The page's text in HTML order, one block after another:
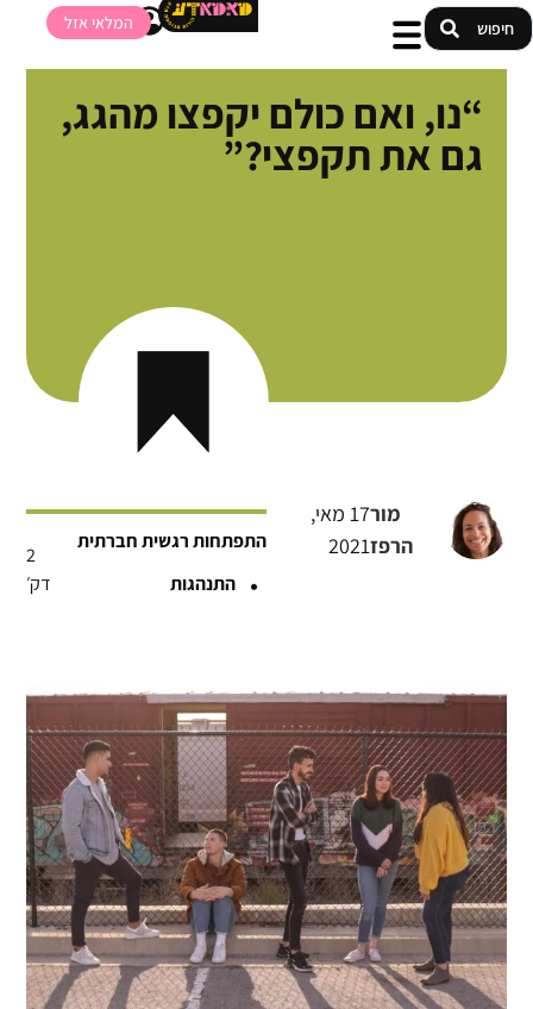
המלאי אזל
“נו, ואם כולם יקפצו מהגג,
גם את תקפצי?”
2
דק׳
התפתחות רגשית חברתית
· התנהגות
17 מאי,
2021
מור
הרפז